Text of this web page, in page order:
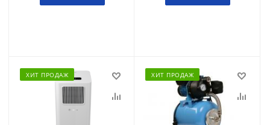
ХИТ ПРОДАЖ ХИТ ПРОДАЖ